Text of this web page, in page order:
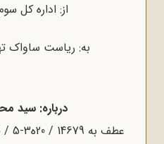
تاریخ: 11 / 05
شماره:
درباره: سید
عطف به 14679 / 20ه‌3-5 / 5 / 48